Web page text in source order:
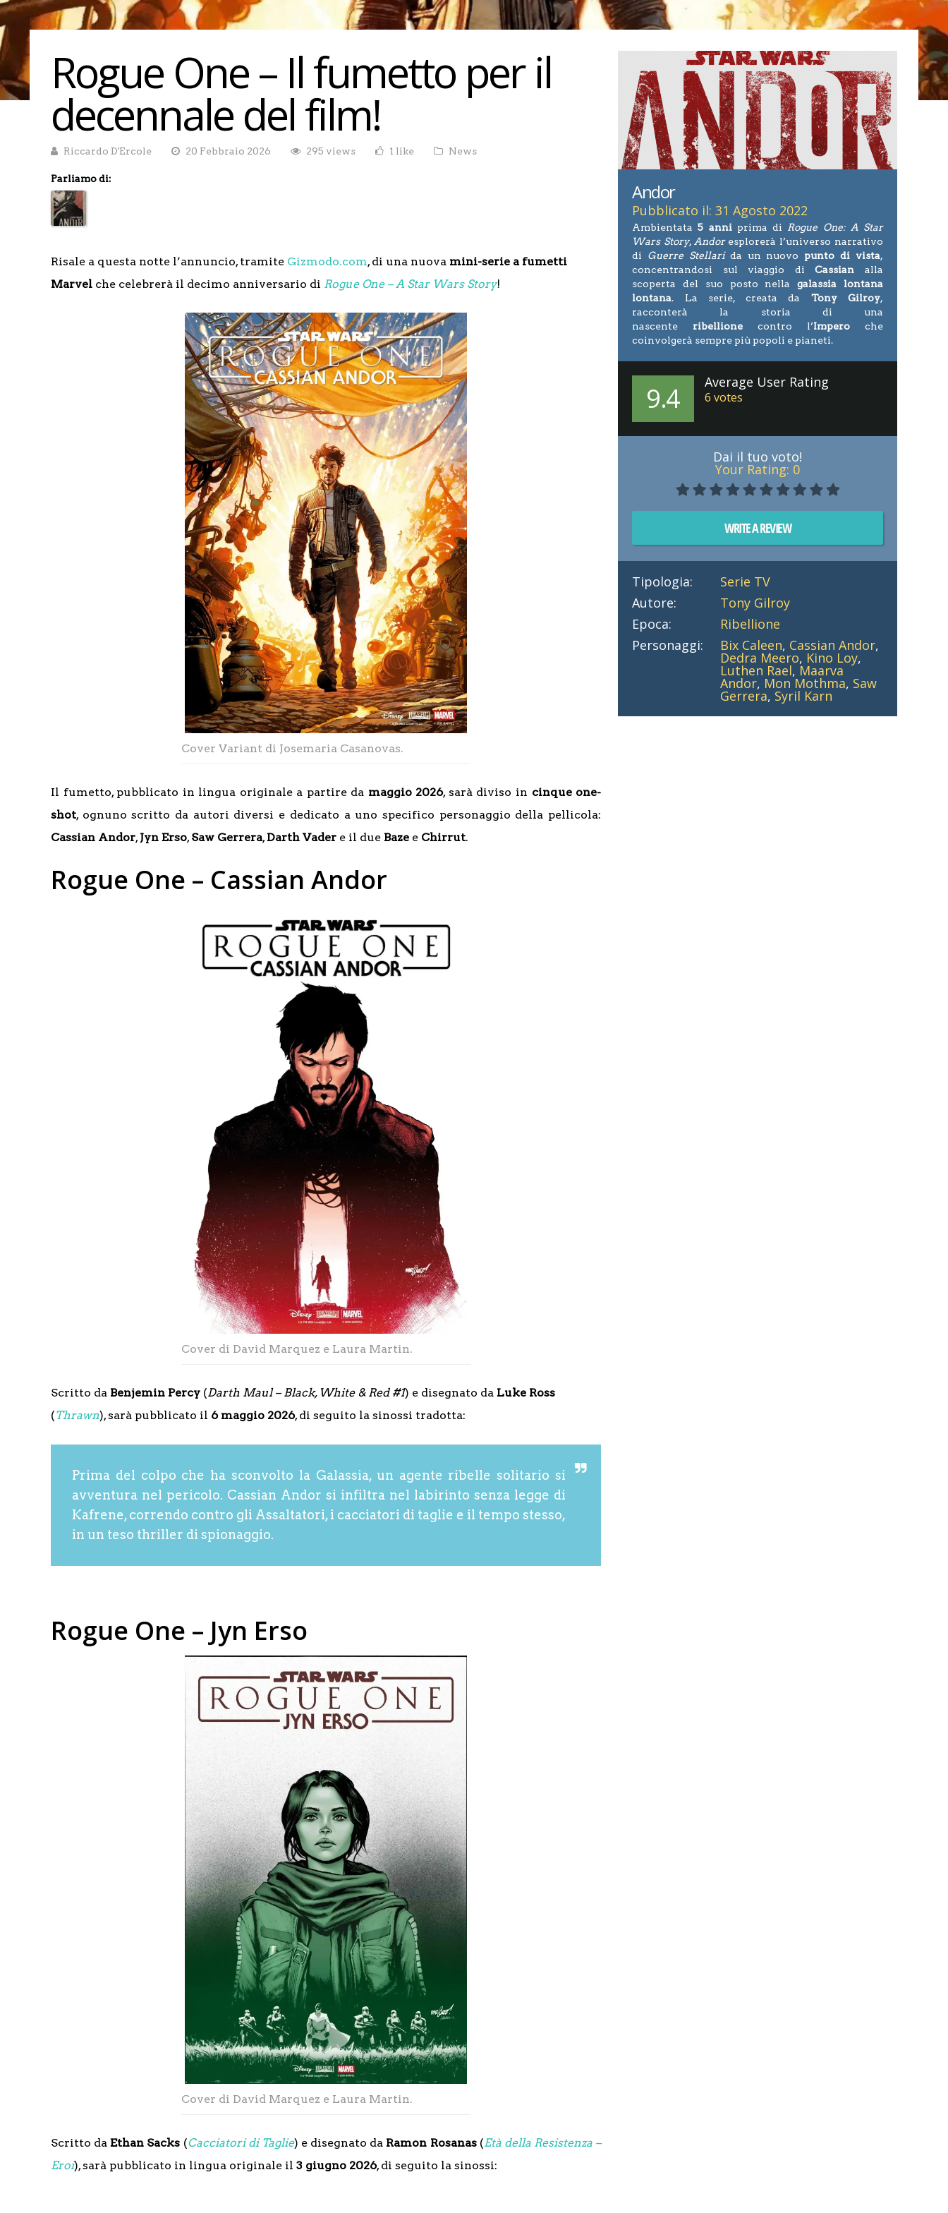
Rogue One – Il fumetto per il
decennale del film!
Riccardo D'Ercole 20 Febbraio 2026 295 views 1 like News
Parliamo di:
Risale a questa notte l’annuncio, tramite Gizmodo.com, di una nuova mini-serie a fumetti
Marvel che celebrerà il decimo anniversario di Rogue One – A Star Wars Story!
Cover Variant di Josemaria Casanovas.
Il fumetto, pubblicato in lingua originale a partire da maggio 2026, sarà diviso in cinque one-
shot, ognuno scritto da autori diversi e dedicato a uno specifico personaggio della pellicola:
Cassian Andor,Jyn Erso,Saw Gerrera,Darth Vader e il due Baze e Chirrut.
Rogue One – Cassian Andor
Cover di David Marquez e Laura Martin.
Scritto da Benjemin Percy (Darth Maul – Black, White & Red #1) e disegnato da Luke Ross
(Thrawn), sarà pubblicato il 6 maggio 2026, di seguito la sinossi tradotta:
Prima del colpo che ha sconvolto la Galassia, un agente ribelle solitario si
avventura nel pericolo. Cassian Andor si infiltra nel labirinto senza legge di
Kafrene, correndo contro gli Assaltatori, i cacciatori di taglie e il tempo stesso,
in un teso thriller di spionaggio.
Rogue One – Jyn Erso
Cover di David Marquez e Laura Martin.
Scritto daEthan Sacks (Cacciatori di Taglie) e disegnato da Ramon Rosanas(Età della Resistenza –
Eroi), sarà pubblicato in lingua originale il 3 giugno 2026, di seguito la sinossi:
Andor
Pubblicato il: 31 Agosto 2022
Ambientata5 anniprima di Rogue One: A Star
Wars Story, Andoresplorerà l’universo narrativo
di Guerre Stellari da un nuovo punto di vista,
concentrandosi sul viaggio diCassian alla
scoperta del suo posto nellagalassia lontana
lontana. La serie, creata da Tony Gilroy,
racconterà la storia di una
nascente ribellione contro l’Impero che
coinvolgerà sempre più popoli e pianeti.
9.4 Average User Rating
6 votes
Dai il tuo voto!
Your Rating: 0
WRITE A REVIEW
Tipologia:
Serie TV
Autore:
Tony Gilroy
Epoca:
Ribellione
Personaggi:
Bix Caleen, Cassian Andor,
Dedra Meero, Kino Loy,
Luthen Rael, Maarva
Andor, Mon Mothma, Saw
Gerrera, Syril Karn